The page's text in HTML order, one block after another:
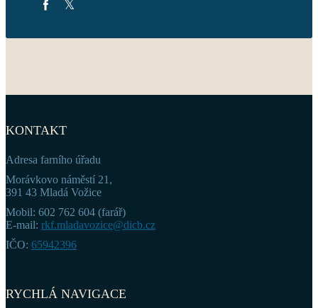
KONTAKT
Adresa farního úřadu
Morávkovo náměstí 21,
391 43 Mladá Vožice
Mobil: 602 762 604 (farář)
E-mail: rkf.mladavozice@dicb.cz
IČO: 65942396
RYCHLÁ NAVIGACE